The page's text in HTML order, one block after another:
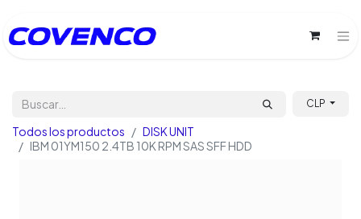
CLP
Todos los productos
DISK UNIT
IBM 01YM150 2.4TB 10K RPM SAS SFF HDD